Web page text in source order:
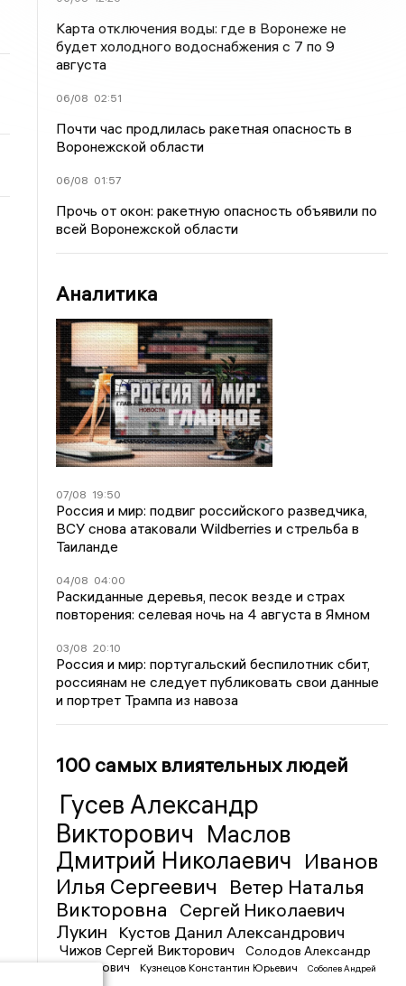
Карта отключения воды: где в Воронеже не
будет холодного водоснабжения с 7 по 9
августа
06/08 02:51
Почти час продлилась ракетная опасность в
Воронежской области
06/08 01:57
Прочь от окон: ракетную опасность объявили по
всей Воронежской области
Аналитика
07/08 19:50
Россия и мир: подвиг российского разведчика,
ВСУ снова атаковали Wildberries и стрельба в
Таиланде
04/08 04:00
Раскиданные деревья, песок везде и страх
повторения: селевая ночь на 4 августа в Ямном
03/08 20:10
Россия и мир: португальский беспилотник сбит,
россиянам не следует публиковать свои данные
и портрет Трампа из навоза
100 самых влиятельных людей
Гусев Александр
Викторович Маслов
Дмитрий Николаевич Иванов
Илья Сергеевич
Ветер Наталья
Викторовна
Сергей Николаевич
Лукин
Кустов Данил Александрович
Чижов Сергей Викторович
Солодов Александр
Михайлович
Кузнецов Константин Юрьевич
Соболев Андрей